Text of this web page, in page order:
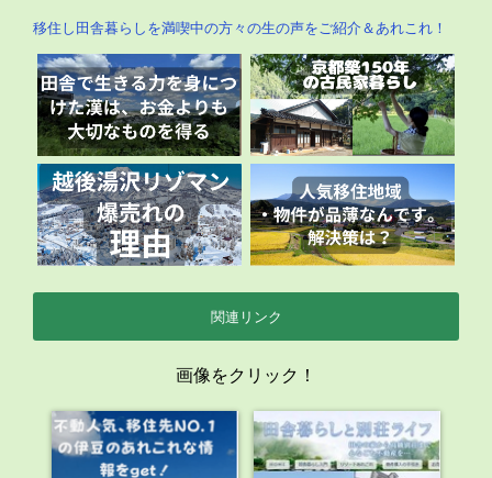
移住し田舎暮らしを満喫中の方々の生の声をご紹介＆あれこれ！
関連リンク
画像をクリック！